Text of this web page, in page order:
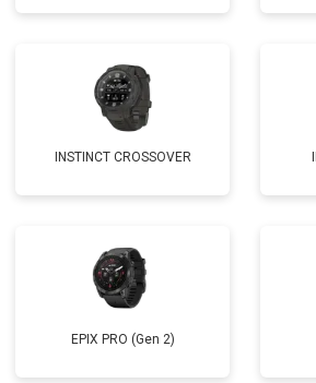
INSTINCT CROSSOVER
EPIX PRO (Gen 2)